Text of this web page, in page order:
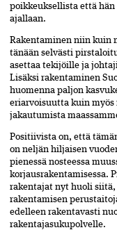
poikkeuksellista että
ajallaan.
Rakentaminen niin kuin
tänään selvästi
asettaa tekijöille ja
Lisäksi rakentaminen
huomenna paljon
eriarvoisuutta kuin myös
jakautumista
Positiivista on, että
on neljän hiljaisen
pienessä nosteessa
korjausrakentamisessa.
rakentajat nyt huoli siitä,
rakentamisen
edelleen rakentavasti
rakentajasukupolvelle.